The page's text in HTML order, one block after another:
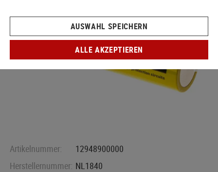
Artikelnummer:
12948900000
Herstellernummer: NL1840
AUSWAHL SPEICHERN
ALLE AKZEPTIEREN